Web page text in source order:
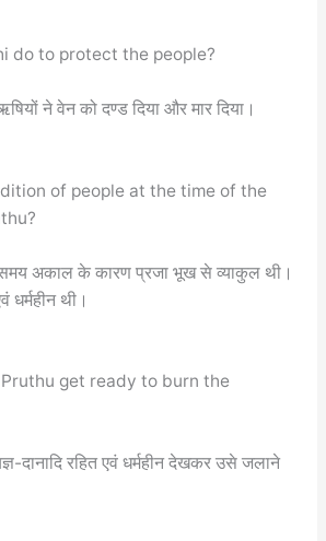
do to protect the people?
ने वेन को दण्ड दिया और मार दिया।
of people at the time of the
अकाल के कारण प्रजा भूख से व्याकुल थी।
धर्महीन थी।
get ready to burn the
दानादि रहित एवं धर्महीन देखकर उसे जलाने